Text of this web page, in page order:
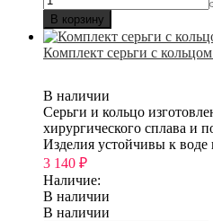
В корзину
Комплект серьги с
В наличии
Серьги и кольцо
хирургического сплава и
Изделия устойчивы к
3 140 ₽
Наличие:
В наличии
В наличии